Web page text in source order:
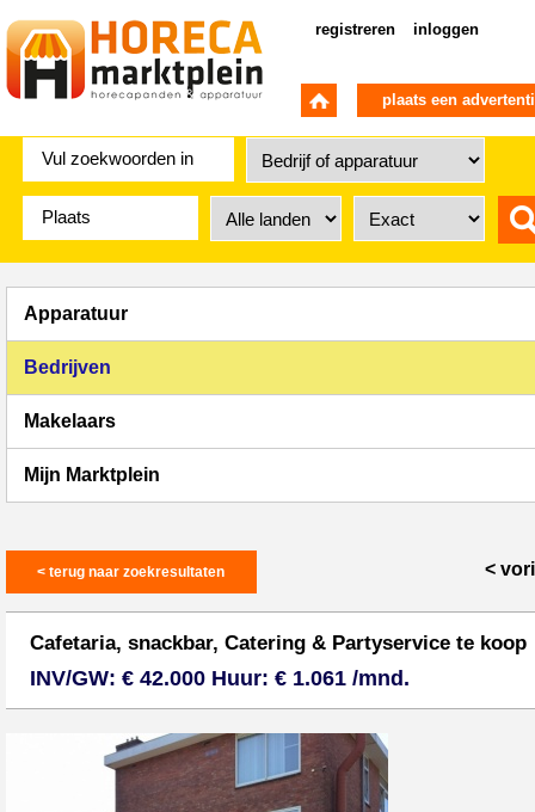
registreren inloggen
plaats een
Apparatuur
Bedrijven
Makelaars
Mijn Marktplein
< terug naar zoekresultaten <
Cafetaria, snackbar, Catering & Partyservice te koop
INV/GW: € 42.000 Huur: € 1.061 /mnd.